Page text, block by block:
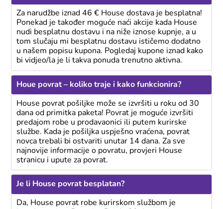
Za narudžbe iznad 46 € House dostava je besplatna!
Ponekad je također moguće naći akcije kada House
nudi besplatnu dostavu i na niže iznose kupnje, a u
tom slučaju mi besplatnu dostavu ističemo dodatno
u našem popisu kupona. Pogledaj kupone iznad kako
bi vidjeo/la je li takva ponuda trenutno aktivna.
Houe povrat – koliko traje i kako funkcionira?
House povrat pošiljke može se izvršiti u roku od 30
dana od primitka paketa! Povrat je moguće izvršiti
predajom robe u prodavaonici ili putem kurirske
službe. Kada je pošiljka uspješno vraćena, povrat
novca trebali bi ostvariti unutar 14 dana. Za sve
najnovije informacije o povratu, provjeri House
stranicu i upute za povrat.
Je li House povrat besplatan?
Da, House povrat robe kurirskom službom je